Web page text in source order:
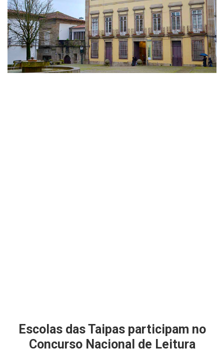
Escolas das Taipas participam no
Concurso Nacional de Leitura